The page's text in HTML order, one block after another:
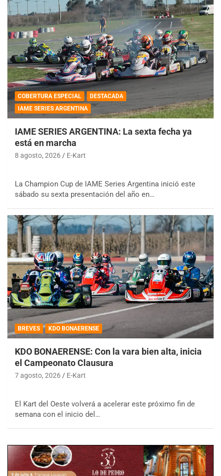
COBERTURA ESPECIAL
DESTACADA
IAME SERIES ARGENTINA
IAME SERIES ARGENTINA: La sexta fecha ya
está en marcha
8 agosto, 2026 E-Kart
La Champion Cup de IAME Series Argentina inició este
sábado su sexta presentación del año en…
BREVES KDO BONAERENSE
KDO BONAERENSE: Con la vara bien alta, inicia
el Campeonato Clausura
7 agosto, 2026 E-Kart
El Kart del Oeste volverá a acelerar este próximo fin de
semana con el inicio del…